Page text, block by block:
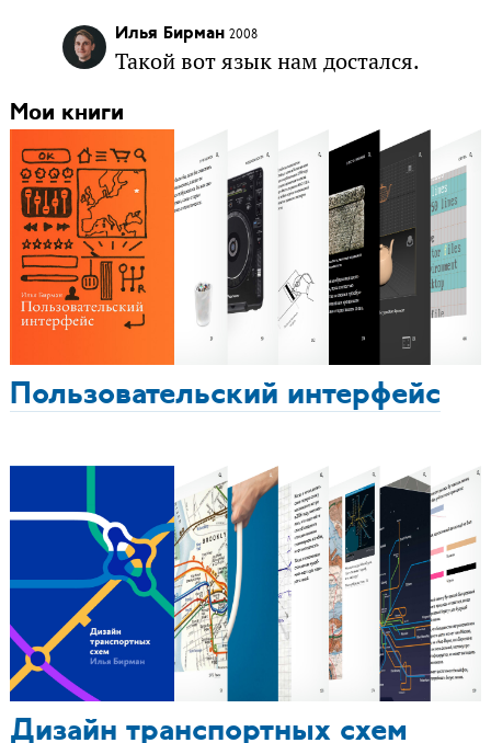
Илья Бирман 2008
Такой вот язык нам достался.
Мои книги
Пользовательский интерфейс
Дизайн транспортных схем